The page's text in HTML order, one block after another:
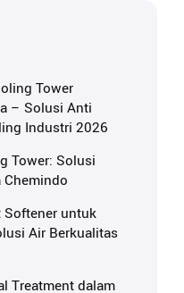
Tower
– Solusi Anti
Industri 2026
Tower: Solusi
Chemindo
Softener untuk
Air Berkualitas
Treatment dalam